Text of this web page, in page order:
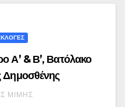
Α’ & Β’, Βατόλακο
Δημοσθένης
2014 (εικόνες)
ΜΊΜΗΣ